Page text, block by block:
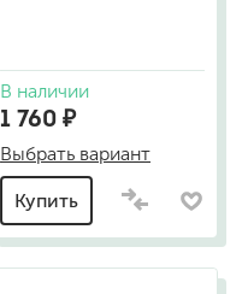
В наличии
1 760 ₽
Выбрать вариант
Купить